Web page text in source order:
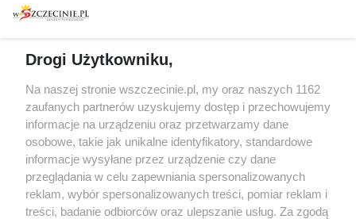
Spacery i oprowadzania
targi
Wernisaże
Więcej
Specjalny koncert z okazji
20. urodzin portalu
wSzczecinie.pl
Regulamin konkursów
śniadaniówka "Hej
Szczecin! Jest piątek!"
Drogi Użytkowniku,
Na naszej stronie wszczecinie.pl, my oraz naszych 1162
zaufanych partnerów uzyskujemy dostęp i przechowujemy
informacje na urządzeniu oraz przetwarzamy dane
osobowe, takie jak unikalne identyfikatory, standardowe
informacje wysyłane przez urządzenie czy dane
przeglądania w celu zapewniania spersonalizowanych
reklam, wybór spersonalizowanych treści, pomiar reklam i
treści, badanie odbiorców oraz ulepszanie usług. Za zgodą